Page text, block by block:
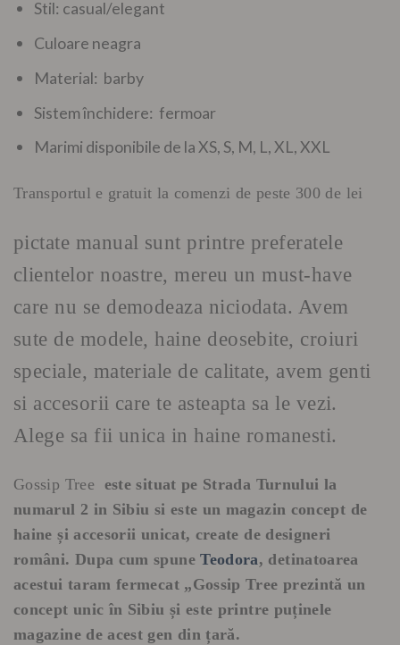
Stil: casual/elegant
Culoare neagra
Material: barby
Sistem închidere: fermoar
Marimi disponibile de la XS, S, M, L, XL, XXL
Transportul e gratuit la comenzi de peste 300 de lei
pictate manual sunt printre preferatele
clientelor noastre, mereu un must-have
care nu se demodeaza niciodata. Avem
sute de modele, haine deosebite, croiuri
speciale, materiale de calitate, avem genti
si accesorii care te asteapta sa le vezi.
Alege sa fii unica in haine romanesti.
Gossip Tree este situat pe Strada Turnului la
numarul 2 in Sibiu si este un magazin concept de
haine și accesorii unicat, create de designeri
români. Dupa cum spuneTeodora, detinatoarea
acestui taram fermecat „Gossip Tree prezintă un
concept unic în Sibiu și este printre puținele
magazine de acest gen din țară.